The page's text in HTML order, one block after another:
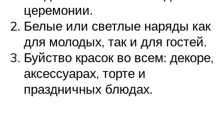
церемонии.
Белые или светлые наряды как
для молодых, так и для гостей.
Буйство красок во всем: декоре,
аксессуарах, торте и
праздничных блюдах.